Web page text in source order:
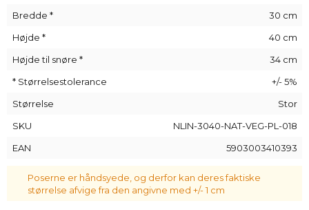
dekorative applikationer/tryk på specifikke varer kan afvige
en smule fra det, der er vist på billederne.
Bredde *
30 cm
Højde *
40 cm
Højde til snøre *
34 cm
* Størrelsestolerance
+/- 5%
Størrelse
Stor
SKU
NLIN-3040-NAT-VEG-PL-018
EAN
5903003410393
Poserne er håndsyede, og derfor kan deres faktiske
størrelse afvige fra den angivne med +/- 1 cm